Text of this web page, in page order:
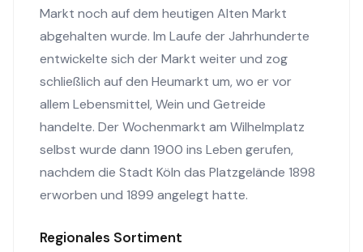
Markt noch auf dem heutigen Alten Markt
abgehalten wurde. Im Laufe der Jahrhunderte
entwickelte sich der Markt weiter und zog
schließlich auf den Heumarkt um, wo er vor
allem Lebensmittel, Wein und Getreide
handelte. Der Wochenmarkt am Wilhelmplatz
selbst wurde dann 1900 ins Leben gerufen,
nachdem die Stadt Köln das Platzgelände 1898
erworben und 1899 angelegt hatte.
Regionales Sortiment